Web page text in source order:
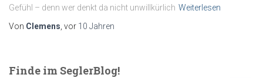
Gefühl – denn wer denkt da nicht unwillkürlich Weiterlesen
Von Clemens , vor 10 Jahren
Finde im SeglerBlog!